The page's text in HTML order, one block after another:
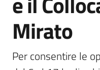
Agenzia
regionale
per il
lavoro
Mirato
Per consentire le